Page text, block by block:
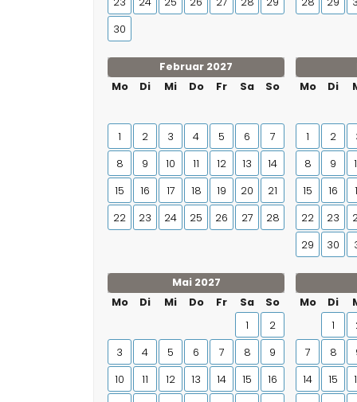
30
Februar 2027
Mo
Di Mi Do Fr Sa So
1 2 3 4 5 6
7
8
9 10 11 12 13
14
15
16 17 18 19 20
21
22
23 24 25 26 27 28
Mo
Di
1 2
8
9
15
16
22
23
29
30
Mai 2027
Mo
Di Mi Do Fr Sa
So
1
2
3
4 5 6 7 8
9
10
11 12 13 14 15
16
Mo
Di
1
7
8
14
15